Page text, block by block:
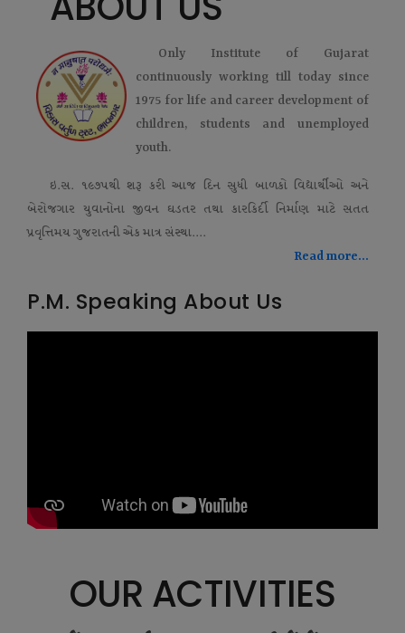
Only Institute of Gujarat
continuously working till today since
1975 for life and career development of
children, students and unemployed
youth.
ઇ.સ. ૧૯૭૫થી શરૂ કરી આજ દિન સુધી બાળકો વિદ્યાર્થીઓ અને
બેરોજગાર યુવાનોના જીવન ઘડતર તથા કારકિર્દી નિર્માણ માટે સતત
પ્રવૃત્તિમય ગુજરાતની એક માત્ર સંસ્થા....
Read more...
P.M. Speaking About Us
OUR ACTIVITIES